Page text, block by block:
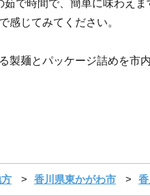
茹で時間で、簡単に味わえ
感じてみてください。
製麺とパッケージ詰めを市
香川県東かがわ市